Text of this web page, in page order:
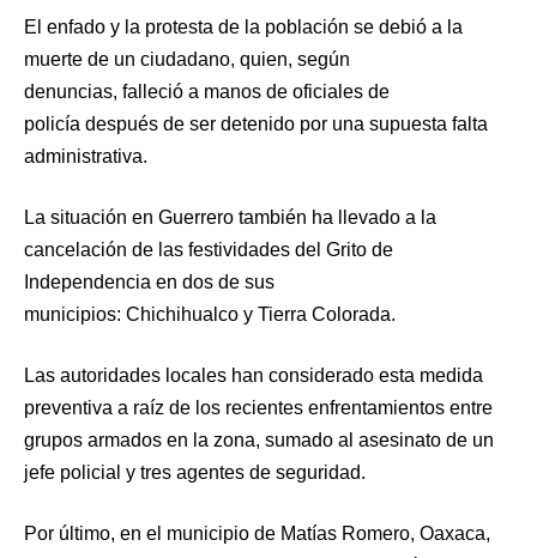
El enfado y la protesta de la población se debió a la
muerte de un ciudadano, quien, según
denuncias, falleció a manos de oficiales de
policía después de ser detenido por una supuesta falta
administrativa.
La situación en Guerrero también ha llevado a la
cancelación de las festividades del Grito de
Independencia en dos de sus
municipios: Chichihualco y Tierra Colorada.
Las autoridades locales han considerado esta medida
preventiva a raíz de los recientes enfrentamientos entre
grupos armados en la zona, sumado al asesinato de un
jefe policial y tres agentes de seguridad.
Por último, en el municipio de Matías Romero, Oaxaca,